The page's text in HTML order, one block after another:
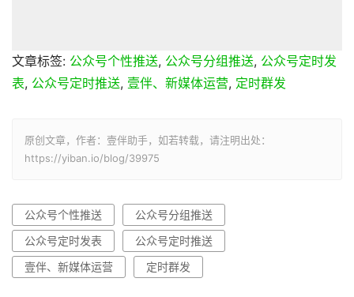
文章标签: 公众号个性推送, 公众号分组推送, 公众号定时发
表, 公众号定时推送, 壹伴、新媒体运营, 定时群发
原创文章，作者：壹伴助手，如若转载，请注明出处：
https://yiban.io/blog/39975
公众号个性推送
公众号分组推送
公众号定时发表
公众号定时推送
壹伴、新媒体运营
定时群发